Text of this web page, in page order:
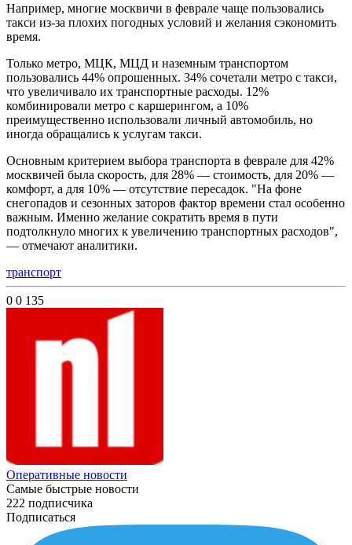
Например, многие москвичи в феврале чаще пользовались
такси из-за плохих погодных условий и желания сэкономить
время.
Только метро, МЦК, МЦД и наземным транспортом
пользовались 44% опрошенных. 34% сочетали метро с такси,
что увеличивало их транспортные расходы. 12%
комбинировали метро с каршерингом, а 10%
преимущественно использовали личный автомобиль, но
иногда обращались к услугам такси.
Основным критерием выбора транспорта в феврале для 42%
москвичей была скорость, для 28% — стоимость, для 20% —
комфорт, а для 10% — отсутствие пересадок. "На фоне
снегопадов и сезонных заторов фактор времени стал особенно
важным. Именно желание сократить время в пути
подтолкнуло многих к увеличению транспортных расходов",
— отмечают аналитики.
транспорт
0 0 135
Оперативные новости
Самые быстрые новости
222 подписчика
Подписаться